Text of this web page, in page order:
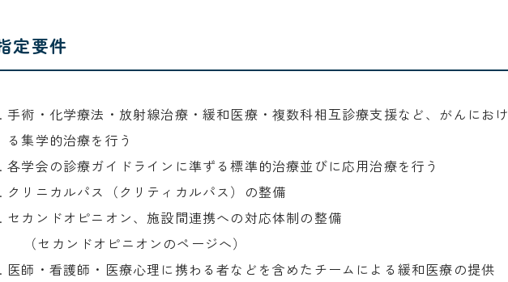
定要件
手術・化学療法・放射線治療・緩和医療・複数科相互診療支援など、がんにおけ
る集学的治療を行う
各学会の診療ガイドラインに準ずる標準的治療並びに応用治療を行う
クリニカルパス（クリティカルパス）の整備
セカンドオピニオン、施設間連携への対応体制の整備
（セカンドオピニオンのページへ）
医師・看護師・医療心理に携わる者などを含めたチームによる緩和医療の提供